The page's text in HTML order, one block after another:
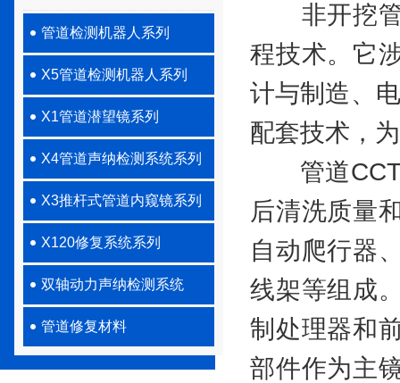
管道检测机器人系列
X5管道检测机器人系列
X1管道潜望镜系列
X4管道声纳检测系统系列
X3推杆式管道内窥镜系列
X120修复系统系列
双轴动力声纳检测系统
管道修复材料
非开挖管
程技术。它
计与制造、
配套技术，
管道CCTV
后清洗质量
自动爬行器
线架等组成
制处理器和
部件作为主